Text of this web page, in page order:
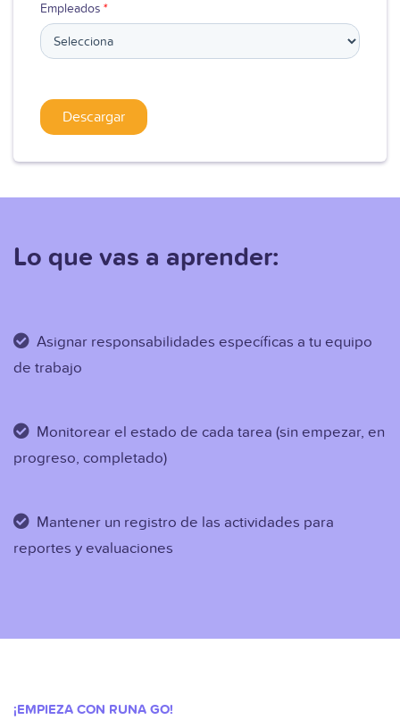
Empleados *
Lo que vas a aprender:
Asignar responsabilidades específicas a tu equipo
de trabajo
Monitorear el estado de cada tarea (sin empezar, en
progreso, completado)
Mantener un registro de las actividades para
reportes y evaluaciones
¡EMPIEZA CON RUNA GO!